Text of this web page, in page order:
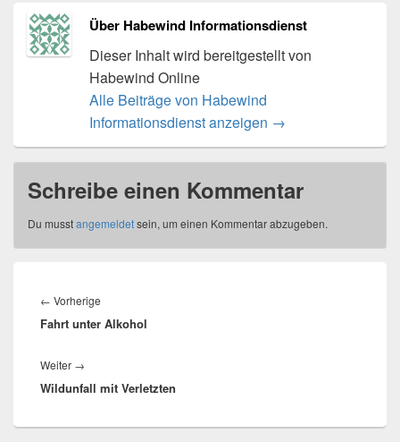
Über Habewind Informationsdienst
Dieser Inhalt wird bereitgestellt von
Habewind Online
Alle Beiträge von Habewind
Informationsdienst anzeigen →
Schreibe einen Kommentar
Du musstangemeldetsein, um einen Kommentar abzugeben.
← Vorherige
Beitrag:
Fahrt unter Alkohol
Weiter →
Beitrag:
Wildunfall mit Verletzten